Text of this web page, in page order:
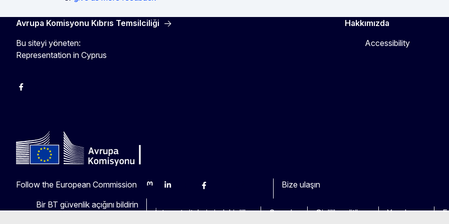
Avrupa Komisyonu Kıbrıs Temsilciliği
Bu siteyi yöneten:
Representation in Cyprus
Facebook
Hakkımızda
Accessibility
Follow the European Commission
MastodonLinkedInBlueskyFacebook
Bize ulaşın
Bir BT güvenlik açığını bildirin
İnternet sitelerimizdeki diller
Çerezler Gizlilik politikası Yasal uyarı